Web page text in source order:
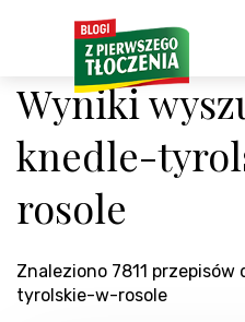
Wyniki
knedle-
rosole
Znaleziono 7811
tyrolskie-w-rosole